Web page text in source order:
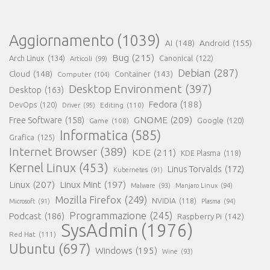
Aggiornamento (1039) AI (148) Android (155)
Arch Linux (134) Articoli (99) Bug (215) Canonical (122)
Cloud (148) Computer (104) Container (143) Debian (287)
Desktop (163) Desktop Environment (397)
DevOps (120) Driver (95) Editing (110) Fedora (188)
Free Software (158) Game (108) GNOME (209) Google (120)
Grafica (125) Informatica (585)
Internet Browser (389) KDE (211) KDE Plasma (118)
Kernel Linux (453) Kubernetes (91) Linus Torvalds (172)
Linux (207) Linux Mint (197) Malware (93) Manjaro Linux (94)
Microsoft (91) Mozilla Firefox (249) NVIDIA (118) Plasma (94)
Podcast (186) Programmazione (245) Raspberry Pi (142)
Red Hat (111) SysAdmin (1976)
Ubuntu (697) Windows (195) Wine (93)